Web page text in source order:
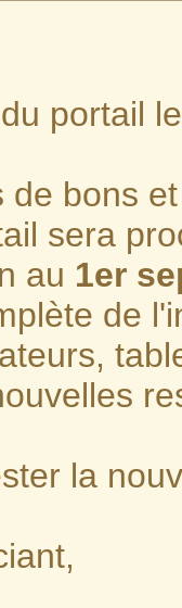
portail
de bons
sera
au 1er
de
la